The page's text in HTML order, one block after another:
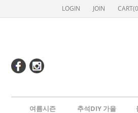
LOGIN JOIN CART(0
여름시즌 추석DIY 가을